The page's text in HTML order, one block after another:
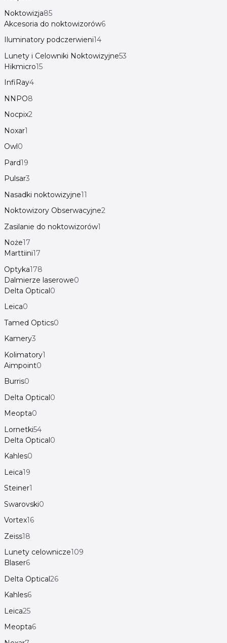
Noktowizja85
Akcesoria do noktowizorów6
Iluminatory podczerwieni14
Lunety i Celowniki Noktowizyjne53
Hikmicro15
InfiRay4
NNPO8
Nocpix2
Noxar1
Owl 0
Pard19
Pulsar3
Nasadki noktowizyjne11
Noktowizory Obserwacyjne2
Zasilanie do noktowizorów1
Noże17
Marttiini17
Optyka178
Dalmierze laserowe0
Delta Optical0
Leica0
Tamed Optics0
Kamery3
Kolimatory1
Aimpoint0
Burris0
Delta Optical0
Meopta0
Lornetki54
Delta Optical0
Kahles0
Leica19
Steiner1
Swarovski0
Vortex16
Zeiss18
Lunety celownicze109
Blaser6
Delta Optical26
Kahles6
Leica25
Meopta6